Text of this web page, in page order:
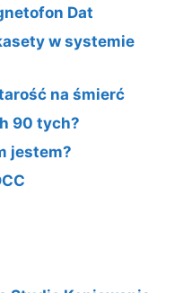
Dat
w systemie
na śmierć
90 tych?
jestem?